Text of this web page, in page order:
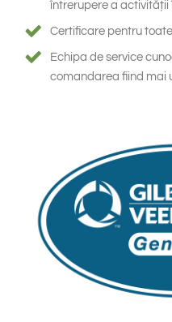
întrerupere a activității
Certificare pentru
Echipa de service
comandarea fiind mai